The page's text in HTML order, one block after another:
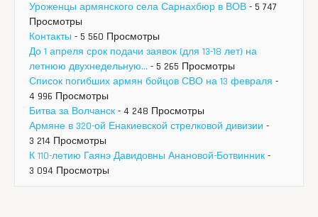
Уроженцы армянского села Сарнахбюр в ВОВ - 5 747
Просмотры
Контакты - 5 560 Просмотры
До 1 апреля срок подачи заявок (для 13-18 лет) на
летнюю двухнедельную... - 5 265 Просмотры
Список погибших армян бойцов СВО на 13 февраля -
4 996 Просмотры
Битва за Волчанск - 4 248 Просмотры
Армяне в 320-ой Енакиевской стрелковой дивизии -
3 214 Просмотры
К 110-летию Гаянэ Давидовны Анановой-Ботвинник -
3 094 Просмотры